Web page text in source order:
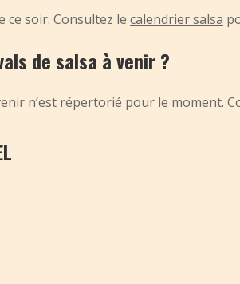
ce soir. Consultez le calendrier salsa
de salsa à venir ?
n’est répertorié pour le moment.